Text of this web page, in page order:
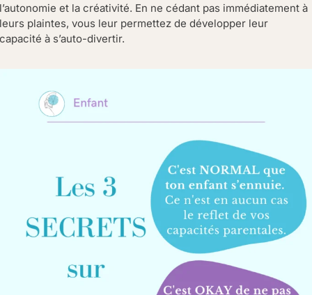
l’autonomie et la créativité. En ne cédant pas immédiatement à
leurs plaintes, vous leur permettez de développer leur
capacité à s’auto-divertir.